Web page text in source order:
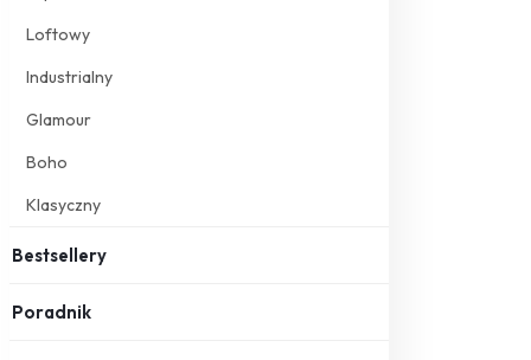
Loftowy
Industrialny
Glamour
Boho
Klasyczny
Bestsellery
Poradnik